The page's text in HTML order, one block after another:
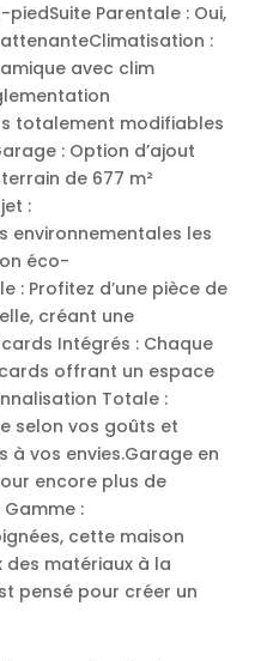
Parentale : Oui,
:
avec clim
totalement modifiables
: Option d’ajout
de 677 m²
:
environnementales les
éco-
: Profitez d’une pièce de
créant une
Intégrés : Chaque
offrant un espace
Totale :
selon vos goûts et
à vos envies.Garage en
encore plus de
:
cette maison
des matériaux à la
pensé pour créer un